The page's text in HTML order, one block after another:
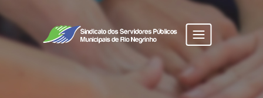
Toggle
navigation